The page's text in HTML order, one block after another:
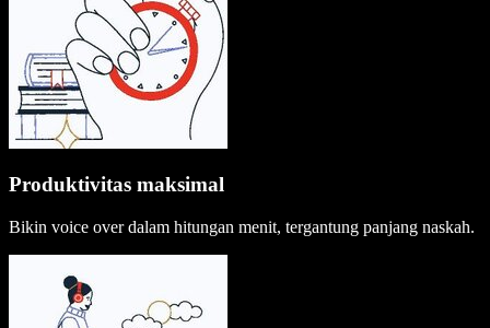
Produktivitas maksimal
Bikin voice over dalam hitungan menit, tergantung panjang naskah.